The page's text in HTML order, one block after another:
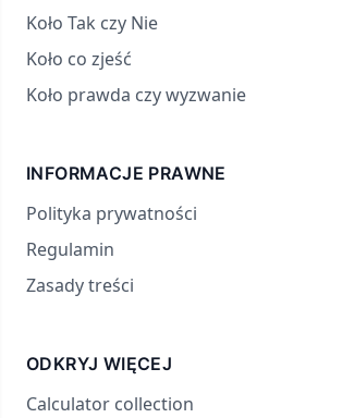
Koło Tak czy Nie
Koło co zjeść
Koło prawda czy wyzwanie
INFORMACJE PRAWNE
Polityka prywatności
Regulamin
Zasady treści
ODKRYJ WIĘCEJ
Calculator collection